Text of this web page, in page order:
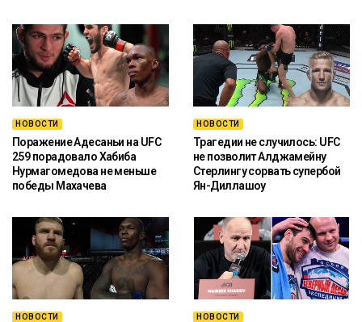
НОВОСТИ
Поражение Адесаньи на UFC
259 порадовало Хабиба
Нурмагомедова не меньше
победы Махачева
НОВОСТИ
Трагедии не случилось: UFC
не позволит Алджамейну
Стерлингу сорвать супербой
Ян-Диллашоу
НОВОСТИ НОВОСТИ